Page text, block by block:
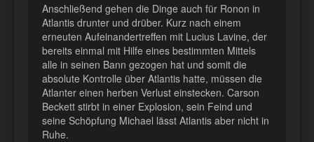
Anschließend gehen die Dinge auch für Ronon in
Atlantis drunter und drüber. Kurz nach einem
erneuten Aufeinandertreffen mit Lucius Lavine, der
bereits einmal mit Hilfe eines bestimmten Mittels
alle in seinen Bann gezogen hat und somit die
absolute Kontrolle über Atlantis hatte, müssen die
Atlanter einen herben Verlust einstecken. Carson
Beckett stirbt in einer Explosion, sein Feind und
seine Schöpfung Michael lässt Atlantis aber nicht in
Ruhe.